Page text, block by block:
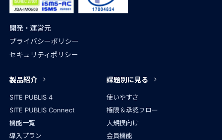
開発・運営元
プライバシーポリシー
セキュリティポリシー
製品紹介
SITE PUBLIS 4
SITE PUBLIS Connect
機能一覧
導入プラン
課題別に見る
使いやすさ
権限＆承認フロー
大規模向け
会員機能